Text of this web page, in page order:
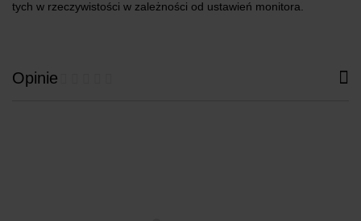
tych w rzeczywistości w zależności od ustawień monitora.
Opinie